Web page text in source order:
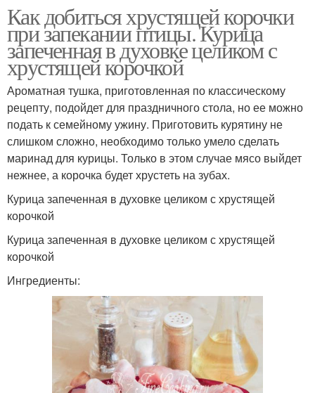
Как добиться хрустящей корочки
при запекании птицы. Курица
запеченная в духовке целиком с
хрустящей корочкой
Ароматная тушка, приготовленная по классическому
рецепту, подойдет для праздничного стола, но ее можно
подать к семейному ужину. Приготовить курятину не
слишком сложно, необходимо только умело сделать
маринад для курицы. Только в этом случае мясо выйдет
нежнее, а корочка будет хрустеть на зубах.
Курица запеченная в духовке целиком с хрустящей
корочкой
Курица запеченная в духовке целиком с хрустящей
корочкой
Ингредиенты: